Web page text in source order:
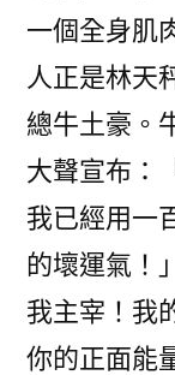
一個全身肌
人正是林
總牛土豪。
大聲宣布：
我已經用一
的壞運氣！
我主宰！我
你的正面能